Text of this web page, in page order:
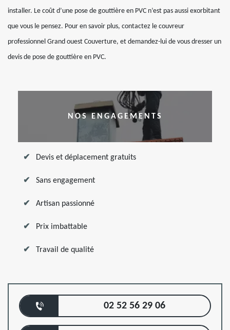
installer. Le coût d’une pose de gouttière en PVC n’est pas aussi exorbitant
que vous le pensez. Pour en savoir plus, contactez le couvreur
professionnel Grand ouest Couverture, et demandez-lui de vous dresser un
devis de pose de gouttière en PVC.
NOS ENGAGEMENTS
Devis et déplacement gratuits
Sans engagement
Artisan passionné
Prix imbattable
Travail de qualité
02 52 56 29 06